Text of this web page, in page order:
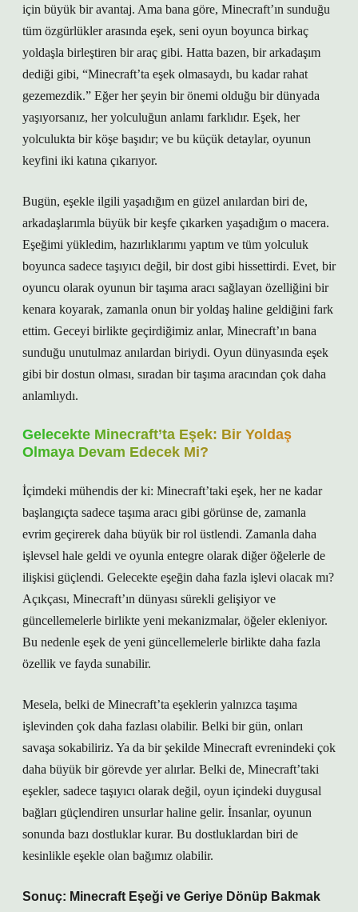
için büyük bir avantaj. Ama bana göre, Minecraft’ın sunduğu
tüm özgürlükler arasında eşek, seni oyun boyunca birkaç
yoldaşla birleştiren bir araç gibi. Hatta bazen, bir arkadaşım
dediği gibi, “Minecraft’ta eşek olmasaydı, bu kadar rahat
gezemezdik.” Eğer her şeyin bir önemi olduğu bir dünyada
yaşıyorsanız, her yolculuğun anlamı farklıdır. Eşek, her
yolculukta bir köşe başıdır; ve bu küçük detaylar, oyunun
keyfini iki katına çıkarıyor.
Bugün, eşekle ilgili yaşadığım en güzel anılardan biri de,
arkadaşlarımla büyük bir keşfe çıkarken yaşadığım o macera.
Eşeğimi yükledim, hazırlıklarımı yaptım ve tüm yolculuk
boyunca sadece taşıyıcı değil, bir dost gibi hissettirdi. Evet, bir
oyuncu olarak oyunun bir taşıma aracı sağlayan özelliğini bir
kenara koyarak, zamanla onun bir yoldaş haline geldiğini fark
ettim. Geceyi birlikte geçirdiğimiz anlar, Minecraft’ın bana
sunduğu unutulmaz anılardan biriydi. Oyun dünyasında eşek
gibi bir dostun olması, sıradan bir taşıma aracından çok daha
anlamlıydı.
Gelecekte Minecraft’ta Eşek: Bir Yoldaş
Olmaya Devam Edecek Mi?
İçimdeki mühendis der ki: Minecraft’taki eşek, her ne kadar
başlangıçta sadece taşıma aracı gibi görünse de, zamanla
evrim geçirerek daha büyük bir rol üstlendi. Zamanla daha
işlevsel hale geldi ve oyunla entegre olarak diğer öğelerle de
ilişkisi güçlendi. Gelecekte eşeğin daha fazla işlevi olacak mı?
Açıkçası, Minecraft’ın dünyası sürekli gelişiyor ve
güncellemelerle birlikte yeni mekanizmalar, öğeler ekleniyor.
Bu nedenle eşek de yeni güncellemelerle birlikte daha fazla
özellik ve fayda sunabilir.
Mesela, belki de Minecraft’ta eşeklerin yalnızca taşıma
işlevinden çok daha fazlası olabilir. Belki bir gün, onları
savaşa sokabiliriz. Ya da bir şekilde Minecraft evrenindeki çok
daha büyük bir görevde yer alırlar. Belki de, Minecraft’taki
eşekler, sadece taşıyıcı olarak değil, oyun içindeki duygusal
bağları güçlendiren unsurlar haline gelir. İnsanlar, oyunun
sonunda bazı dostluklar kurar. Bu dostluklardan biri de
kesinlikle eşekle olan bağımız olabilir.
Sonuç: Minecraft Eşeği ve Geriye Dönüp Bakmak